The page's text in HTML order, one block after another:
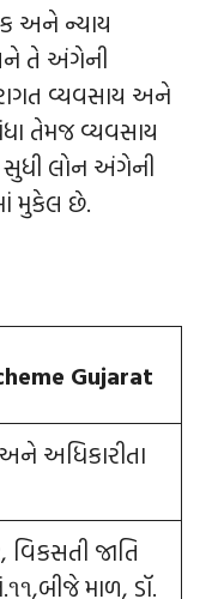
અને ન્યાય
અને તે અંગેની
વ્‍યવસાય અને
તેમજ વ્‍યવસાય
સુધી લોન અંગેની
મુકેલ છે.
Gujarat
અધિકારીતા
જાતિ
માળ, ડૉ.